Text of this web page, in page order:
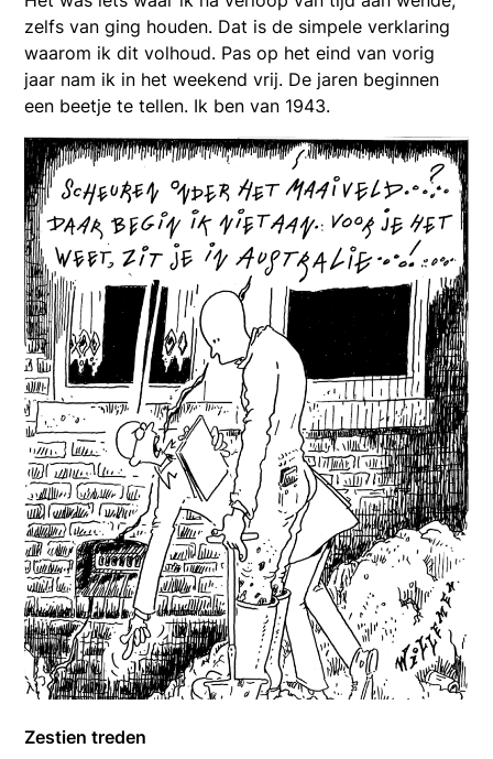
zelfs van ging houden. Dat is de simpele verklaring
waarom ik dit volhoud. Pas op het eind van vorig
jaar nam ik in het weekend vrij. De jaren beginnen
een beetje te tellen. Ik ben van 1943.
Zestien treden